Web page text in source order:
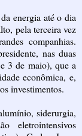
energia até o dia
pela terceira vez
companhias.
nas duas
3 de maio), que a
econômica, e,
investimentos.
siderurgia,
eletrointensivos